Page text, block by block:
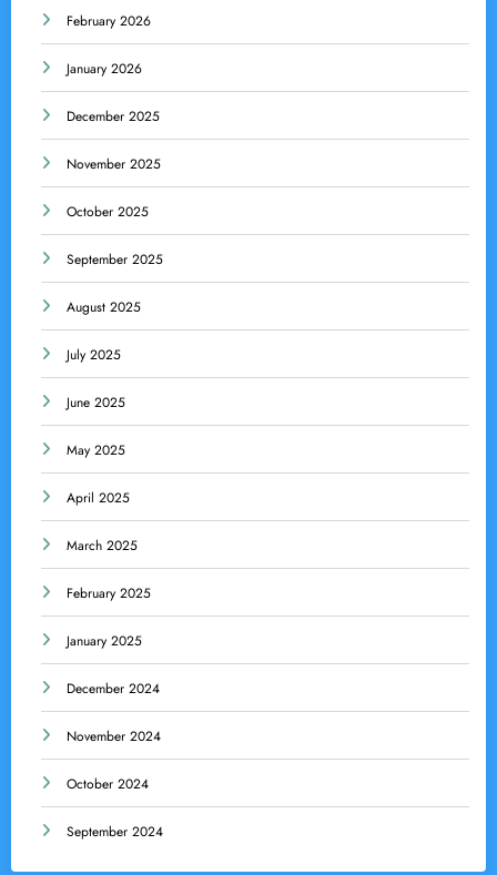
February 2026
January 2026
December 2025
November 2025
October 2025
September 2025
August 2025
July 2025
June 2025
May 2025
April 2025
March 2025
February 2025
January 2025
December 2024
November 2024
October 2024
September 2024